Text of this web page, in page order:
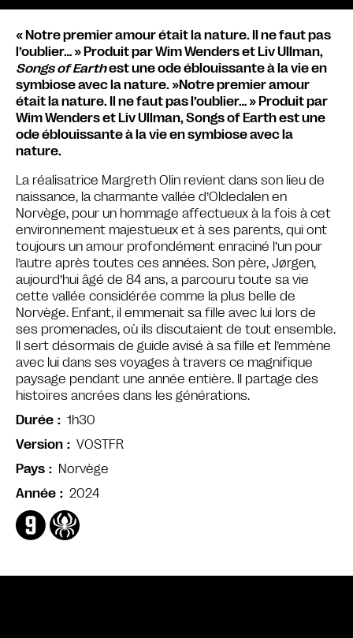
« Notre premier amour était la nature. Il ne faut pas
l’oublier… » Produit par Wim Wenders et Liv Ullman,
Songs of Earthest une ode éblouissante à la vie en
symbiose avec la nature. »Notre premier amour
était la nature. Il ne faut pas l’oublier… » Produit par
Wim Wenders et Liv Ullman, Songs of Earth est une
ode éblouissante à la vie en symbiose avec la
nature.
La réalisatrice Margreth Olin revient dans son lieu de
naissance, la charmante vallée d’Oldedalen en
Norvège, pour un hommage affectueux à la fois à cet
environnement majestueux et à ses parents, qui ont
toujours un amour profondément enraciné l’un pour
l’autre après toutes ces années. Son père, Jørgen,
aujourd’hui âgé de 84 ans, a parcouru toute sa vie
cette vallée considérée comme la plus belle de
Norvège. Enfant, il emmenait sa fille avec lui lors de
ses promenades, où ils discutaient de tout ensemble.
Il sert désormais de guide avisé à sa fille et l’emmène
avec lui dans ses voyages à travers ce magnifique
paysage pendant une année entière. Il partage des
histoires ancrées dans les générations.
Durée
1h30
Version
VOSTFR
Pays
Norvège
Année
2024